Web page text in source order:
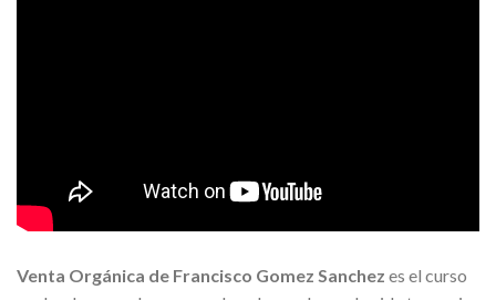
Venta Orgánica de Francisco Gomez Sanchez es el curso